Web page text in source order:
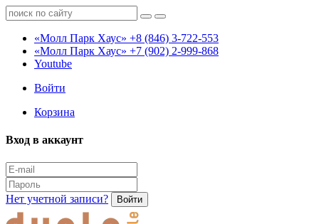
«Молл Парк Хаус» +8 (846) 3-722-553
«Молл Парк Хаус» +7 (902) 2-999-868
Youtube
Войти
Корзина
Вход в аккаунт
Нет учетной записи? Войти